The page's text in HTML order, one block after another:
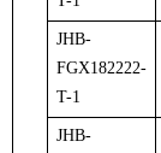
JHB-
FGX182222-
T-1
JHB-